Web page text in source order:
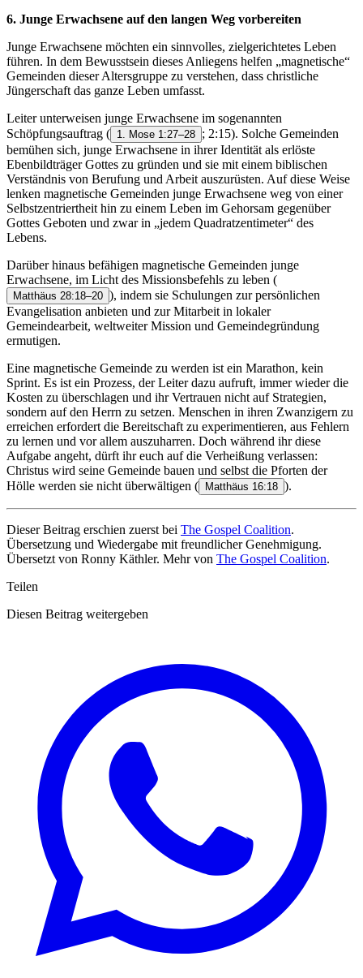
6. Junge Erwachsene auf den langen Weg vorbereiten
Junge Erwachsene möchten ein sinnvolles, zielgerichtetes Leben
führen. In dem Bewusstsein dieses Anliegens helfen „magnetische“
Gemeinden dieser Altersgruppe zu verstehen, dass christliche
Jüngerschaft das ganze Leben umfasst.
Leiter unterweisen junge Erwachsene im sogenannten
Schöpfungsauftrag ( 1. Mose 1:27–28 ; 2:15). Solche Gemeinden
bemühen sich, junge Erwachsene in ihrer Identität als erlöste
Ebenbildträger Gottes zu gründen und sie mit einem biblischen
Verständnis von Berufung und Arbeit auszurüsten. Auf diese Weise
lenken magnetische Gemeinden junge Erwachsene weg von einer
Selbstzentriertheit hin zu einem Leben im Gehorsam gegenüber
Gottes Geboten und zwar in „jedem Quadratzentimeter“ des
Lebens.
Darüber hinaus befähigen magnetische Gemeinden junge
Erwachsene, im Licht des Missionsbefehls zu leben (
Matthäus 28:18–20 ), indem sie Schulungen zur persönlichen
Evangelisation anbieten und zur Mitarbeit in lokaler
Gemeindearbeit, weltweiter Mission und Gemeindegründung
ermutigen.
Eine magnetische Gemeinde zu werden ist ein Marathon, kein
Sprint. Es ist ein Prozess, der Leiter dazu aufruft, immer wieder die
Kosten zu überschlagen und ihr Vertrauen nicht auf Strategien,
sondern auf den Herrn zu setzen. Menschen in ihren Zwanzigern zu
erreichen erfordert die Bereitschaft zu experimentieren, aus Fehlern
zu lernen und vor allem auszuharren. Doch während ihr diese
Aufgabe angeht, dürft ihr euch auf die Verheißung verlassen:
Christus wird seine Gemeinde bauen und selbst die Pforten der
Hölle werden sie nicht überwältigen ( Matthäus 16:18 ).
Dieser Beitrag erschien zuerst bei The Gospel Coalition.
Übersetzung und Wiedergabe mit freundlicher Genehmigung.
Übersetzt von Ronny Käthler. Mehr von The Gospel Coalition.
Teilen
Diesen Beitrag weitergeben